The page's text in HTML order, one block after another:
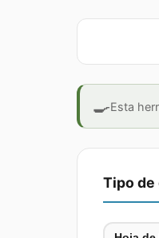
🍳Esta
Tipo de